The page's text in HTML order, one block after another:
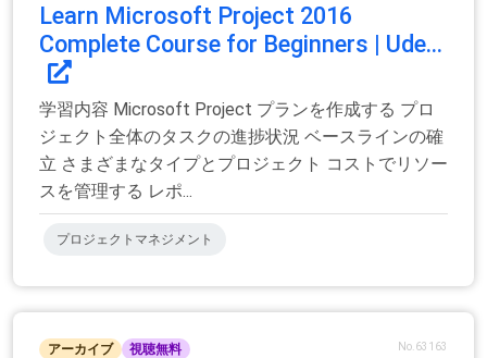
Learn Microsoft Project 2016
Complete Course for Beginners | Ude...
学習内容 Microsoft Project プランを作成する プロ
ジェクト全体のタスクの進捗状況 ベースラインの確
立 さまざまなタイプとプロジェクト コストでリソー
スを管理する レポ...
プロジェクトマネジメント
アーカイブ 視聴無料 No.63163